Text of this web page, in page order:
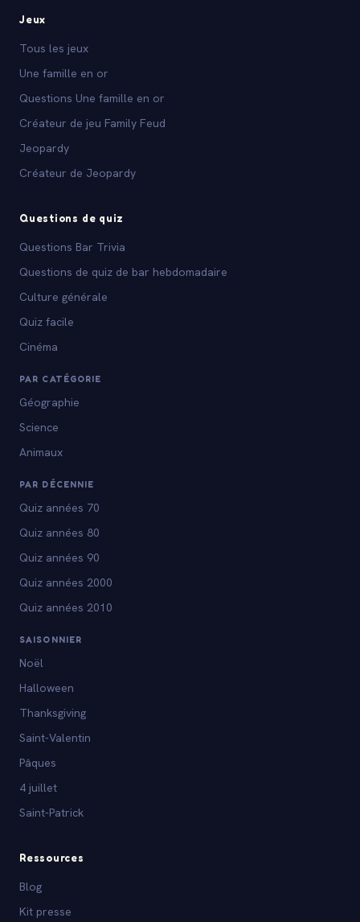
Jeux
Tous les jeux
Une famille en or
Questions Une famille en or
Créateur de jeu Family Feud
Jeopardy
Créateur de Jeopardy
Questions de quiz
Questions Bar Trivia
Questions de quiz de bar hebdomadaire
Culture générale
Quiz facile
Cinéma
PAR CATÉGORIE
Géographie
Science
Animaux
PAR DÉCENNIE
Quiz années 70
Quiz années 80
Quiz années 90
Quiz années 2000
Quiz années 2010
SAISONNIER
Noël
Halloween
Thanksgiving
Saint-Valentin
Pâques
4 juillet
Saint-Patrick
Ressources
Blog
Kit presse